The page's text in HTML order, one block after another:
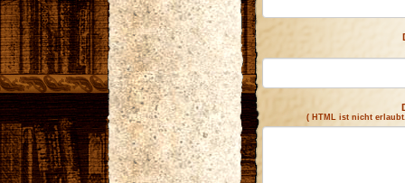
( HTML ist nicht